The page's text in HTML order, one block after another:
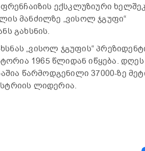
ფრენჩაიზის ექსკლუზიური
მანძილზე „ვისოლ ჯგუფი“
გახსნის.
„ვისოლ ჯგუფის“
1965 წლიდან იწყება.
წარმოდგენილი 37000-ზე
ლიდერია.